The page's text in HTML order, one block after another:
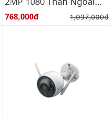
Trời CS-C3TN-A0-1H2WFL
Giá bán:
768,000đ Giá gốc:
1,097,000đ